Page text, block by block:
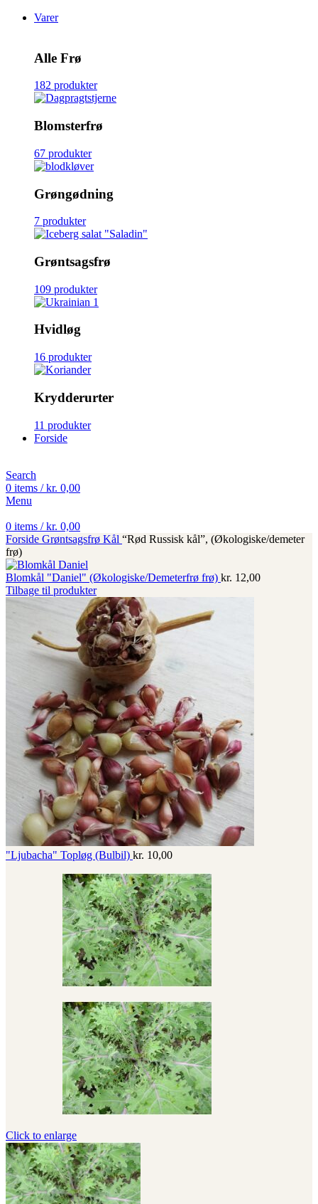
Varer
Alle Frø
182 produkter
Blomsterfrø
67 produkter
Grøngødning
7 produkter
Grøntsagsfrø
109 produkter
Hvidløg
16 produkter
Krydderurter
11 produkter
Forside
Search
0 items / kr. 0,00
Menu
0 items / kr. 0,00
Forside Grøntsagsfrø Kål “Rød Russisk kål”, (Økologiske/demeter
frø)
Blomkål "Daniel" (Økologiske/Demeterfrø frø) kr. 12,00
Tilbage til produkter
"Ljubacha" Topløg (Bulbil) kr. 10,00
Click to enlarge